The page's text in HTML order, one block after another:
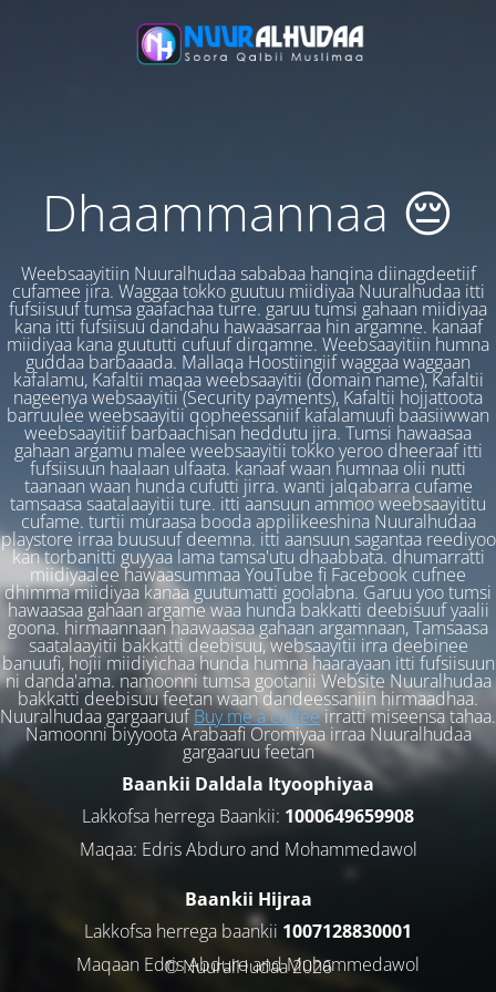
Dhaammannaa 😔
Weebsaayitiin Nuuralhudaa sababaa hanqina diinagdeetiif
cufamee jira. Waggaa tokko guutuu miidiyaa Nuuralhudaa itti
fufsiisuuf tumsa gaafachaa turre. garuu tumsi gahaan miidiyaa
kana itti fufsiisuu dandahu hawaasarraa hin argamne. kanaaf
miidiyaa kana guututti cufuuf dirqamne. Weebsaayitiin humna
guddaa barbaaada. Mallaqa Hoostiingiif waggaa waggaan
kafalamu, Kafaltii maqaa weebsaayitii (domain name), Kafaltii
nageenya websaayitii (Security payments), Kafaltii hojjattoota
barruulee weebsaayitii qopheessaniif kafalamuufi baasiiwwan
weebsaayitiif barbaachisan heddutu jira. Tumsi hawaasaa
gahaan argamu malee weebsaayitii tokko yeroo dheeraaf itti
fufsiisuun haalaan ulfaata. kanaaf waan humnaa olii nutti
taanaan waan hunda cufutti jirra. wanti jalqabarra cufame
tamsaasa saatalaayitii ture. itti aansuun ammoo weebsaayititu
cufame. turtii muraasa booda appilikeeshina Nuuralhudaa
playstore irraa buusuuf deemna. itti aansuun sagantaa reediyoo
kan torbanitti guyyaa lama tamsa'utu dhaabbata. dhumarratti
miidiyaalee hawaasummaa YouTube fi Facebook cufnee
dhimma miidiyaa kanaa guutumatti goolabna. Garuu yoo tumsi
hawaasaa gahaan argame waa hunda bakkatti deebisuuf yaalii
goona. hirmaannaan haawaasaa gahaan argamnaan, Tamsaasa
saatalaayitii bakkatti deebisuu, websaayitii irra deebinee
banuufi, hojii miidiyichaa hunda humna haarayaan itti fufsiisuun
ni danda'ama. namoonni tumsa gootanii Website Nuuralhudaa
bakkatti deebisuu feetan waan dandeessaniin hirmaadhaa.
Nuuralhudaa gargaaruufBuy me a coffeeirratti miseensa tahaa.
Namoonni biyyoota Arabaafi Oromiyaa irraa Nuuralhudaa
gargaaruu feetan
Baankii Daldala Ityoophiyaa
Lakkofsa herrega Baankii: 1000649659908
Maqaa: Edris Abduro and Mohammedawol
Baankii Hijraa
Lakkofsa herrega baankii 1007128830001
Maqaan Edris Abduro and Muhammedawol
© NuuralHudaa 2026